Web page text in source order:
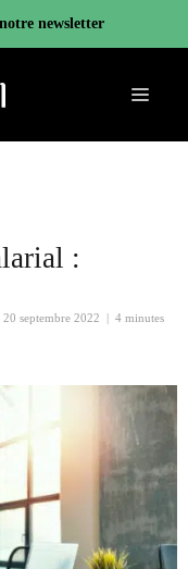
newsletter
Menu
:
20 septembre 2022
4 minutes